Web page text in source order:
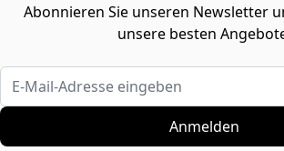
Abonnieren Sie unseren Newsletter
unsere besten
E-Mail-Adresse eingeben
Anmelden